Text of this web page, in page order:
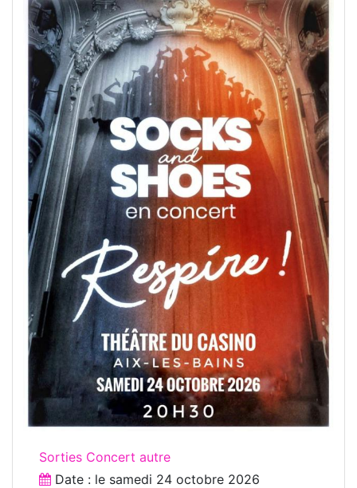
Sorties Concert autre
Date : le samedi 24 octobre 2026